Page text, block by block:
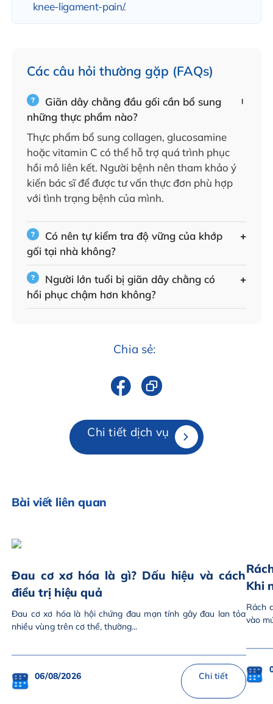
knee-ligament-pain/.
Các câu hỏi thường gặp (FAQs)
Giãn dây chằng đầu gối cần bổ sung
những thực phẩm nào?
Thực phẩm bổ sung collagen, glucosamine
hoặc vitamin C có thể hỗ trợ quá trình phục
hồi mô liên kết. Người bệnh nên tham khảo ý
kiến bác sĩ để được tư vấn thực đơn phù hợp
với tình trạng bệnh của mình.
Có nên tự kiểm tra độ vững của khớp
gối tại nhà không?
Người lớn tuổi bị giãn dây chằng có
hồi phục chậm hơn không?
Chia sẻ:
Chi tiết dịch vụ
Bài viết liên quan
Đau cơ xơ hóa là gì? Dấu hiệu và cách
điều trị hiệu quả
Đau cơ xơ hóa là hội chứng đau mạn tính gây đau lan tỏa
nhiều vùng trên cơ thể, thường...
06/08/2026 Chi tiết
Khi
Rách
vào